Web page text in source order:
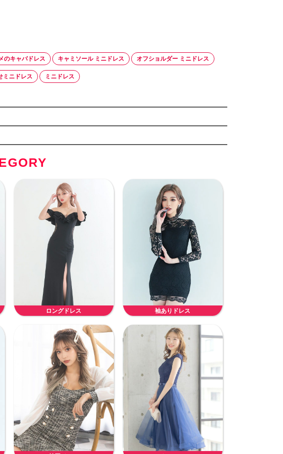
のキャバドレス キャミソール ミニドレス オフショルダー ミニドレス
ミニドレス ミニドレス
ロングドレス 袖ありドレス